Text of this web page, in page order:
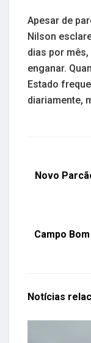
Apesar de
Nilson
dias por
enganar.
Estado
diariamente,
Novo
Campo
Notícias